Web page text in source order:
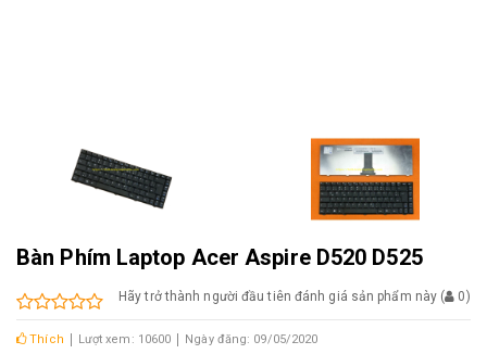
Bàn Phím Laptop Acer Aspire D520 D525
Hãy trở thành người đầu tiên đánh giá sản phẩm này ( 0)
Thích Lượt xem: 10600 Ngày đăng: 09/05/2020